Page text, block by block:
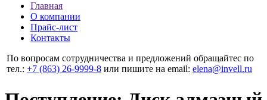
Главная
О компании
Прайс-лист
Контакты
По вопросам сотрудничества и предложений обращайтес по
тел.: +7 (863) 26‐9999‐8 или пишите на email: elena@invell.ru